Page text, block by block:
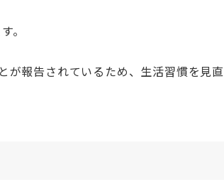
。
が報告されているため、生活習慣を見直